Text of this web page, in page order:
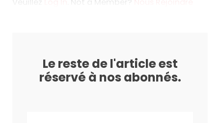
Le reste de l'article est
réservé à nos abonnés.